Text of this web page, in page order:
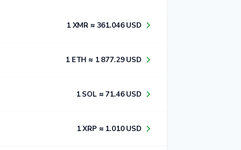
1​ XMR ≈ 3​6​1​.0​4​6​ USD
1​ ETH ≈ 1​ 8​7​7​.2​9​ USD
1​ SOL ≈ 7​1​.4​6​ USD
1​ XRP ≈ 1​.0​1​0​ USD